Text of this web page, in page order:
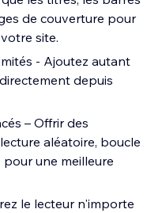
de couverture pour
site.
- Ajoutez autant
depuis
– Offrir des
aléatoire, boucle
une meilleure
le lecteur n'importe